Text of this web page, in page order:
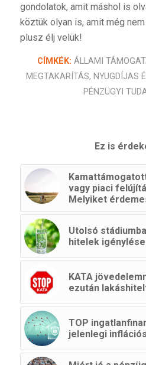
gondolatok, amit máshol is
köztük olyan is, amit még
plusz élj velük!
CÍMKÉK: ÁLLAMI
MEGTAKARÍTÁS, NYUGDÍJAS
PÉNZÜGYI
Ez is
vagy piaci
Melyiket
Utolsó
hitelek igénylése
KATA
ezután
TOP
jelenlegi